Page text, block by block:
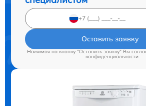
Оставить заявку
Нажимая на кнопку "Оставить заявку" Вы
конфиденциальности